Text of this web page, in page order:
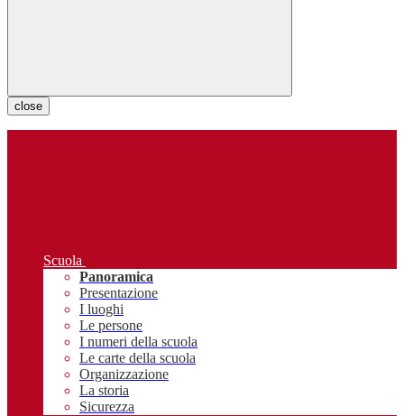
close
Scuola
Panoramica
Presentazione
I luoghi
Le persone
I numeri della scuola
Le carte della scuola
Organizzazione
La storia
Sicurezza